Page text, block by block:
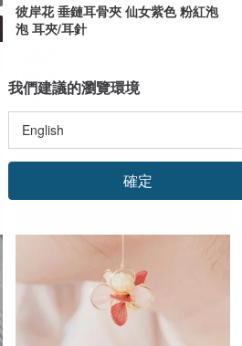
彼岸花 垂鏈耳骨夾 仙女紫色 粉紅泡
泡 耳夾/耳針
US$ 36.53
我們建議的瀏覽環境
確定